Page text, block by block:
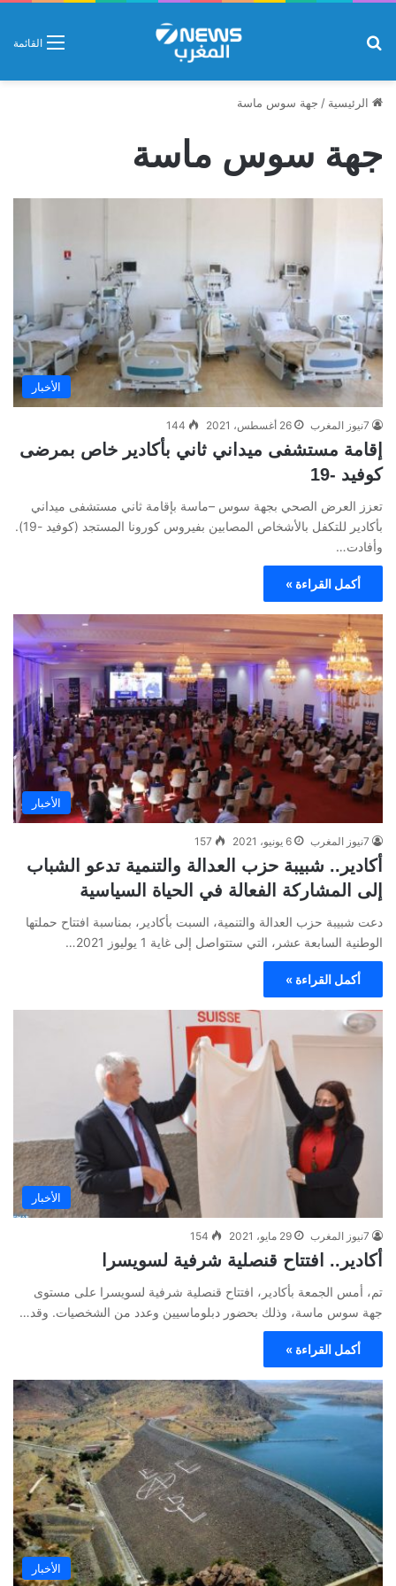
القائمة
الرئيسية / جهة سوس ماسة
جهة سوس ماسة
الأخبار
7نيوز المغرب 26 أغسطس، 2021 144
إقامة مستشفى ميداني ثاني بأكادير خاص بمرضى
كوفيد -19
تعزز العرض الصحي بجهة سوس –ماسة بإقامة ثاني مستشفى ميداني
بأكادير للتكفل بالأشخاص المصابين بفيروس كورونا المستجد (كوفيد -19).
وأفادت…
أكمل القراءة »
الأخبار
7نيوز المغرب 6 يونيو، 2021 157
أكادير.. شبيبة حزب العدالة والتنمية تدعو الشباب
إلى المشاركة الفعالة في الحياة السياسية
دعت شبيبة حزب العدالة والتنمية، السبت بأكادير، بمناسبة افتتاح حملتها
الوطنية السابعة عشر، التي ستتواصل إلى غاية 1 يوليوز 2021…
أكمل القراءة »
الأخبار
7نيوز المغرب 29 مايو، 2021 154
أكادير.. افتتاح قنصلية شرفية لسويسرا
تم، أمس الجمعة بأكادير، افتتاح قنصلية شرفية لسويسرا على مستوى
جهة سوس ماسة، وذلك بحضور دبلوماسيين وعدد من الشخصيات. وقد…
أكمل القراءة »
الأخبار